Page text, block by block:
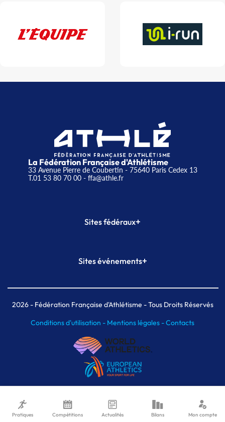
La Fédération Française d'Athlétisme
33 Avenue Pierre de Coubertin - 75640 Paris Cedex 13
T.01 53 80 70 00- ffa@athle.fr
Sites fédéraux+
Plateforme Formation
Sites événements+
Meeting de Paris indoor
MAIF Ekiden de Paris
2026- Fédération Française d'Athlétisme - Tous Droits Réservés
Conditions d'utilisation - Mentions légales -Contacts
Pratiques Compétitions Actualités Bilans Mon compte